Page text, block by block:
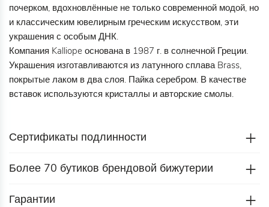
почерком, вдохновлённые не только современной модой, но
и классическим ювелирным греческим искусством, эти
украшения с особым ДНК.
Компания Kalliope основана в 1987 г. в солнечной Греции.
Украшения изготавливаются из латунного сплава Brass,
покрытые лаком в два слоя. Пайка серебром. В качестве
вставок используются кристаллы и авторские смолы.
Сертификаты подлинности
Более 70 бутиков брендовой бижутерии
Гарантии